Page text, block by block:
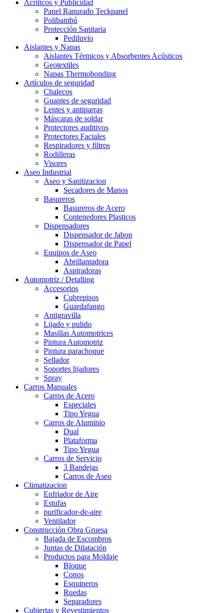
Acrílicos y Publicidad
Panel Ranurado Teckpanel
Polibambú
Protección Sanitaria
Pediluvio
Aislantes y Napas
Aislantes Térmicos y Absorbentes Acústicos
Geotextiles
Napas Thermobonding
Artículos de seguridad
Chalecos
Guantes de seguridad
Lentes y antiparras
Máscaras de soldar
Protectores auditivos
Protectores Faciales
Respiradores y filtros
Rodilleras
Visores
Aseo Industrial
Aseo y Sanitizacion
Secadores de Manos
Basureros
Basureros de Acero
Contenedores Plasticos
Dispensadores
Dispensador de Jabon
Dispensador de Papel
Equipos de Aseo
Abrillantadora
Aspiradoras
Automotriz / Detalling
Accesorios
Cubrepisos
Guardafango
Antigravilla
Lijado y pulido
Masillas Automotrices
Pintura Automotriz
Pintura parachoque
Sellador
Soportes lijadores
Spray
Carros Manuales
Carros de Acero
Especiales
Tipo Yegua
Carros de Aluminio
Dual
Plataforma
Tipo Yegua
Carros de Servicio
3 Bandejas
Carros de Aseo
Climatizacion
Enfriador de Aire
Estufas
purificador-de-aire
Ventilador
Construcción Obra Gruesa
Bajada de Escombros
Juntas de Dilatación
Productos para Moldaje
Bloque
Conos
Esquineros
Ruedas
Separadores
Cubiertas y Revestimientos